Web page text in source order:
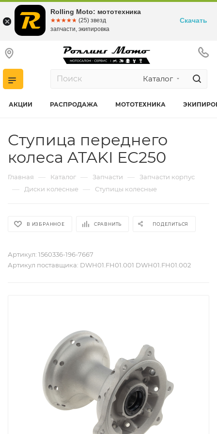
Каталог
АКЦИИ РАСПРОДАЖА МОТОТЕХНИКА
Ступица переднего
колеса ATAKI EC250
Главная — Каталог — Запчасти — Запчасти корпус
— Диски колесные — Ступицы колесные
В ИЗБРАННОЕ СРАВНИТЬ ПОДЕЛИТЬСЯ
Артикул: 1560336-196-7667
Артикул поставщика: DWH01.FH01.001 DWH01.FH01.002
Rolling Moto: мототехника
☆☆☆☆☆
★★★★★ (25) звезд
запчасти, экипировка
Скачать